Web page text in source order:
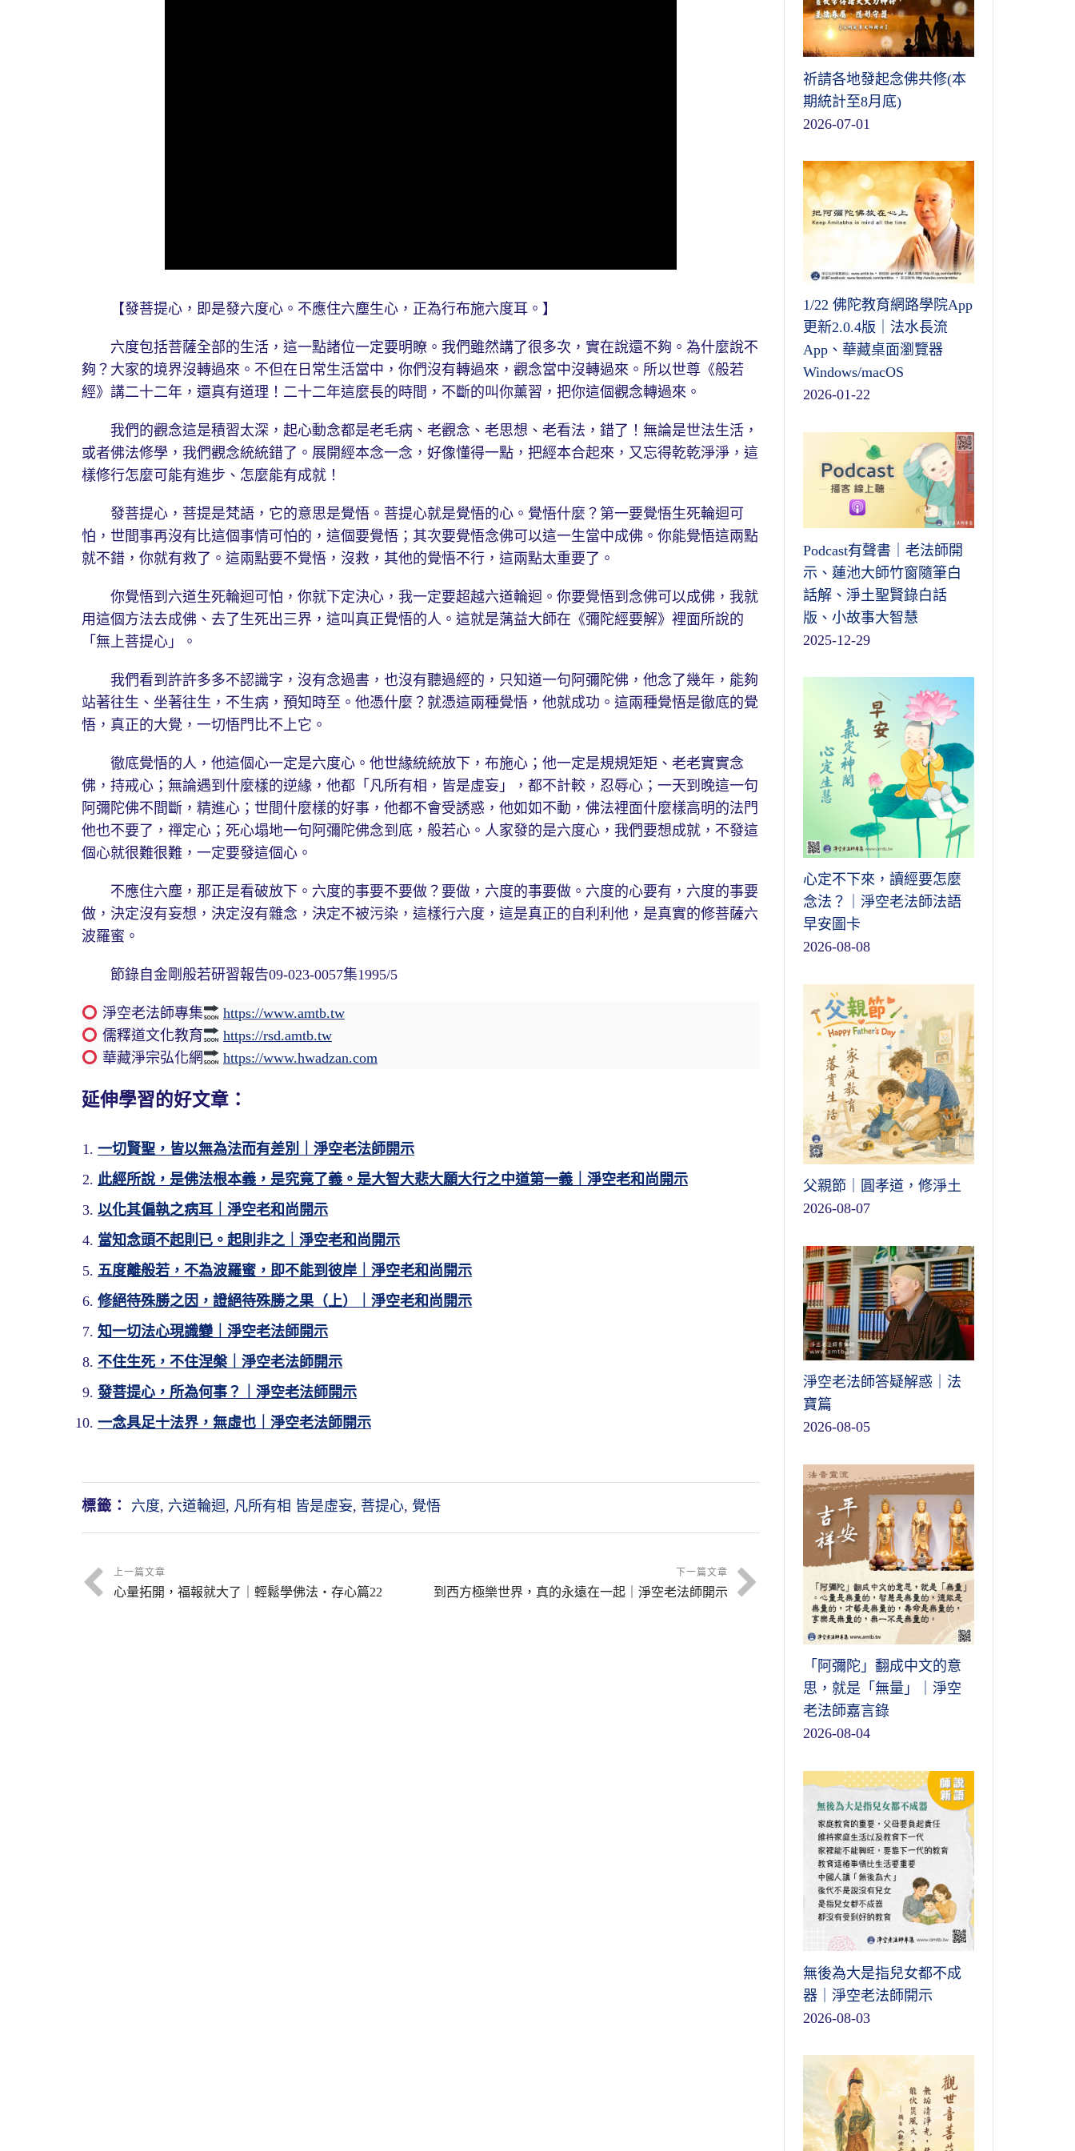
【發菩提心，即是發六度心。不應住六塵生心，正為行布施六度耳。】
六度包括菩薩全部的生活，這一點諸位一定要明瞭。我們雖然講了很多次，實在說還不夠。為什麼說不
夠？大家的境界沒轉過來。不但在日常生活當中，你們沒有轉過來，觀念當中沒轉過來。所以世尊《般若
經》講二十二年，還真有道理！二十二年這麼長的時間，不斷的叫你薰習，把你這個觀念轉過來。
我們的觀念這是積習太深，起心動念都是老毛病、老觀念、老思想、老看法，錯了！無論是世法生活，
或者佛法修學，我們觀念統統錯了。展開經本念一念，好像懂得一點，把經本合起來，又忘得乾乾淨淨，這
樣修行怎麼可能有進步、怎麼能有成就！
發菩提心，菩提是梵語，它的意思是覺悟。菩提心就是覺悟的心。覺悟什麼？第一要覺悟生死輪迴可
怕，世間事再沒有比這個事情可怕的，這個要覺悟；其次要覺悟念佛可以這一生當中成佛。你能覺悟這兩點
就不錯，你就有救了。這兩點要不覺悟，沒救，其他的覺悟不行，這兩點太重要了。
你覺悟到六道生死輪迴可怕，你就下定決心，我一定要超越六道輪迴。你要覺悟到念佛可以成佛，我就
用這個方法去成佛、去了生死出三界，這叫真正覺悟的人。這就是蕅益大師在《彌陀經要解》裡面所說的
「無上菩提心」。
我們看到許許多多不認識字，沒有念過書，也沒有聽過經的，只知道一句阿彌陀佛，他念了幾年，能夠
站著往生、坐著往生，不生病，預知時至。他憑什麼？就憑這兩種覺悟，他就成功。這兩種覺悟是徹底的覺
悟，真正的大覺，一切悟門比不上它。
徹底覺悟的人，他這個心一定是六度心。他世緣統統放下，布施心；他一定是規規矩矩、老老實實念
佛，持戒心；無論遇到什麼樣的逆緣，他都「凡所有相，皆是虛妄」，都不計較，忍辱心；一天到晚這一句
阿彌陀佛不間斷，精進心；世間什麼樣的好事，他都不會受誘惑，他如如不動，佛法裡面什麼樣高明的法門
他也不要了，禪定心；死心塌地一句阿彌陀佛念到底，般若心。人家發的是六度心，我們要想成就，不發這
個心就很難很難，一定要發這個心。
不應住六塵，那正是看破放下。六度的事要不要做？要做，六度的事要做。六度的心要有，六度的事要
做，決定沒有妄想，決定沒有雜念，決定不被污染，這樣行六度，這是真正的自利利他，是真實的修菩薩六
波羅蜜。
節錄自金剛般若研習報告09-023-0057集1995/5
淨空老法師專集
https://www.amtb.tw
儒釋道文化教育
https://rsd.amtb.tw
華藏淨宗弘化網
https://www.hwadzan.com
延伸學習的好文章：
一切賢聖，皆以無為法而有差別｜淨空老法師開示
此經所說，是佛法根本義，是究竟了義。是大智大悲大願大行之中道第一義｜淨空老和尚開示
以化其偏執之病耳｜淨空老和尚開示
當知念頭不起則已。起則非之｜淨空老和尚開示
五度離般若，不為波羅蜜，即不能到彼岸｜淨空老和尚開示
修絕待殊勝之因，證絕待殊勝之果（上）｜淨空老和尚開示
知一切法心現識變｜淨空老法師開示
不住生死，不住涅槃｜淨空老法師開示
發菩提心，所為何事？｜淨空老法師開示
一念具足十法界，無虛也｜淨空老法師開示
標籤： 六度, 六道輪迴, 凡所有相 皆是虛妄, 菩提心, 覺悟
上一篇文章
心量拓開，福報就大了｜輕鬆學佛法・存心篇22
下一篇文章
到西方極樂世界，真的永遠在一起｜淨空老法師開示
祈請各地發起念佛共修(本
期統計至8月底)
2026-07-01
1/22 佛陀教育網路學院App
更新2.0.4版｜法水長流
App、華藏桌面瀏覽器
Windows/macOS
2026-01-22
Podcast有聲書｜老法師開
示、蓮池大師竹窗隨筆白
話解、淨土聖賢錄白話
版、小故事大智慧
2025-12-29
心定不下來，讀經要怎麼
念法？｜淨空老法師法語
早安圖卡
2026-08-08
父親節｜圓孝道，修淨土
2026-08-07
淨空老法師答疑解惑｜法
寶篇
2026-08-05
「阿彌陀」翻成中文的意
思，就是「無量」｜淨空
老法師嘉言錄
2026-08-04
無後為大是指兒女都不成
器｜淨空老法師開示
2026-08-03